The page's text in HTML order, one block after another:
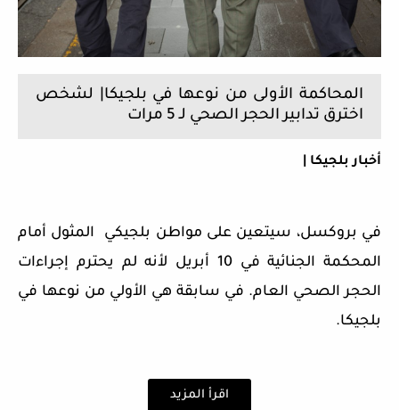
المحاكمة الأولى من نوعها في بلجيكا| لشخص
اخترق تدابير الحجر الصحي لـ 5 مرات
أخبار بلجيكا |
في بروكسل، سيتعين على مواطن بلجيكي المثول أمام
المحكمة الجنائية في 10 أبريل لأنه لم يحترم إجراءات
الحجر الصحي العام. في سابقة هي الأولي من نوعها في
بلجيكا.
اقرأ المزيد